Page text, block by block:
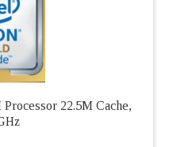
22.5M Cache,